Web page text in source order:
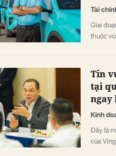
Tài
Giai
thuộc
Tin
tại
ngay
Kinh
Đây là
của